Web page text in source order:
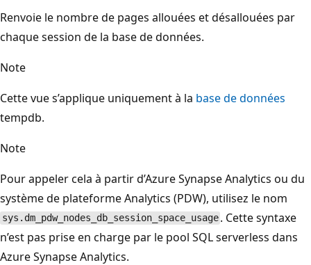
Renvoie le nombre de pages allouées et désallouées par
chaque session de la base de données.
Note
Cette vue s’applique uniquement à la base de données
tempdb.
Note
Pour appeler cela à partir d’Azure Synapse Analytics ou du
système de plateforme Analytics (PDW), utilisez le nom
sys.dm_pdw_nodes_db_session_space_usage . Cette syntaxe
n’est pas prise en charge par le pool SQL serverless dans
Azure Synapse Analytics.